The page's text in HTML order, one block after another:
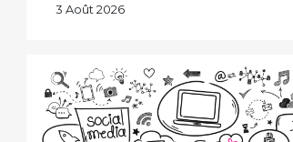
3 Août 2026